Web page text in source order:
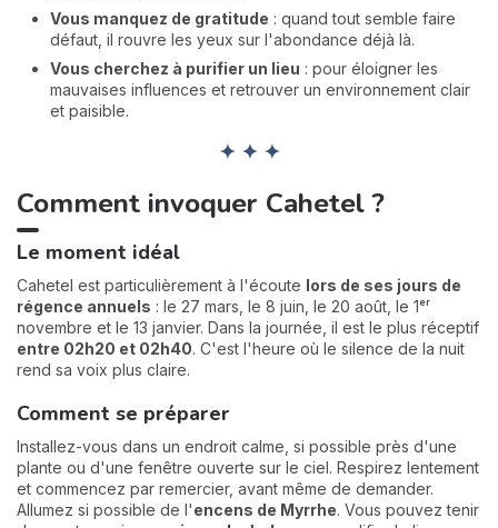
Vous manquez de gratitude : quand tout semble faire
défaut, il rouvre les yeux sur l'abondance déjà là.
Vous cherchez à purifier un lieu : pour éloigner les
mauvaises influences et retrouver un environnement clair
et paisible.
✦ ✦ ✦
Comment invoquer Cahetel ?
Le moment idéal
Cahetel est particulièrement à l'écoute lors de ses jours de
régence annuels : le 27 mars, le 8 juin, le 20 août, le 1ᵉʳ
novembre et le 13 janvier. Dans la journée, il est le plus réceptif
entre 02h20 et 02h40. C'est l'heure où le silence de la nuit
rend sa voix plus claire.
Comment se préparer
Installez-vous dans un endroit calme, si possible près d'une
plante ou d'une fenêtre ouverte sur le ciel. Respirez lentement
et commencez par remercier, avant même de demander.
Allumez si possible de l'encens de Myrrhe. Vous pouvez tenir